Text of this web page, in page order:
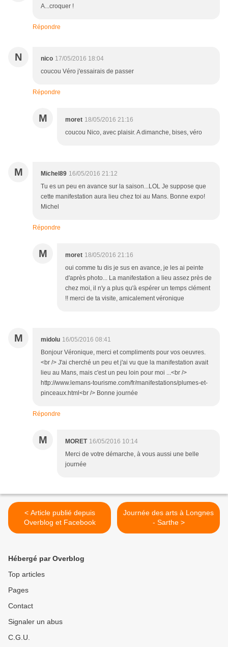
A...croquer !
Répondre
N nico 17/05/2016 18:04
coucou Véro j'essairais de passer
Répondre
M moret 18/05/2016 21:16
coucou Nico, avec plaisir. A dimanche, bises, véro
M Michel89 16/05/2016 21:12
Tu es un peu en avance sur la saison...LOL Je suppose que
cette manifestation aura lieu chez toi au Mans. Bonne expo!
Michel
Répondre
M moret 18/05/2016 21:16
oui comme tu dis je sus en avance, je les ai peinte
d'après photo... La manifestation a lieu assez près de
chez moi, il n'y a plus qu'à espérer un temps clément
!! merci de ta visite, amicalement véronique
M midolu 16/05/2016 08:41
Bonjour Véronique, merci et compliments pour vos oeuvres.
<br /> J'ai cherché un peu et j'ai vu que la manifestation avait
lieu au Mans, mais c'est un peu loin pour moi ...<br />
http://www.lemans-tourisme.com/fr/manifestations/plumes-et-
pinceaux.html<br /> Bonne journée
Répondre
M MORET 16/05/2016 10:14
Merci de votre démarche, à vous aussi une belle
journée
< Article publié depuis
Overblog et Facebook
Journée des arts à Longnes
- Sarthe >
Hébergé par Overblog
Top articles
Pages
Contact
Signaler un abus
C.G.U.